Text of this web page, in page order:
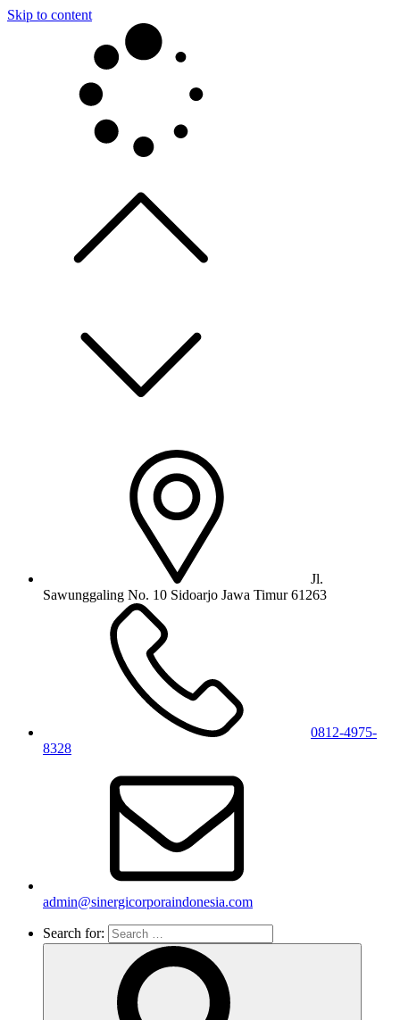
Skip to content
Jl.
Sawunggaling No. 10 Sidoarjo Jawa Timur 61263
0812-4975-
8328
admin@sinergicorporaindonesia.com
Search for: